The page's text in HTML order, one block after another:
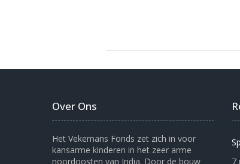
Over Ons
Het Vekemans Fonds zet zich in voor
kansarme kinderen in het zeer arme
noordoosten van India. Door de bouw
7